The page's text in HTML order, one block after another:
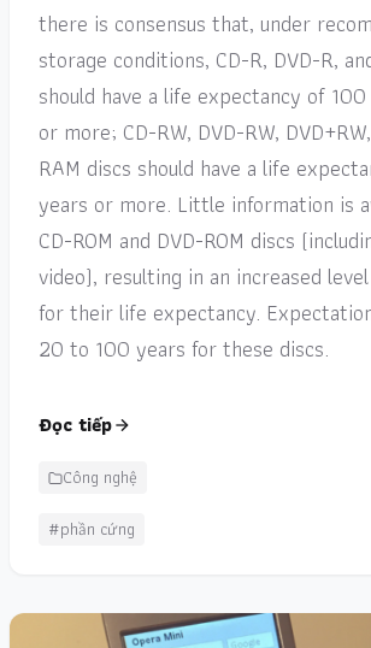
there is consensus that, under
storage conditions, CD-R, DVD-R,
should have a life expectancy of
or more; CD-RW, DVD-RW,
RAM discs should have a life
years or more. Little information is
CD-ROM and DVD-ROM discs
video), resulting in an increased
for their life expectancy.
20 to 100 years for these discs.
Đọc tiếp
Công nghệ
#phần cứng